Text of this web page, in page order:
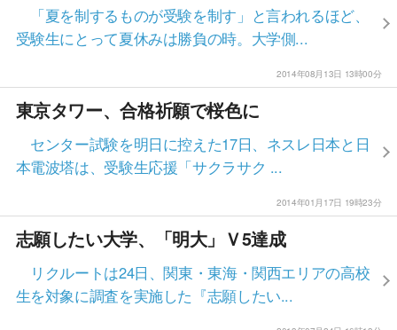
「夏を制するものが受験を制す」と言われるほど、
受験生にとって夏休みは勝負の時。大学側...
2014年08月13日 13時00分
東京タワー、合格祈願で桜色に
センター試験を明日に控えた17日、ネスレ日本と日
本電波塔は、受験生応援「サクラサク ...
2014年01月17日 19時23分
志願したい大学、「明大」Ｖ5達成
リクルートは24日、関東・東海・関西エリアの高校
生を対象に調査を実施した『志願したい...